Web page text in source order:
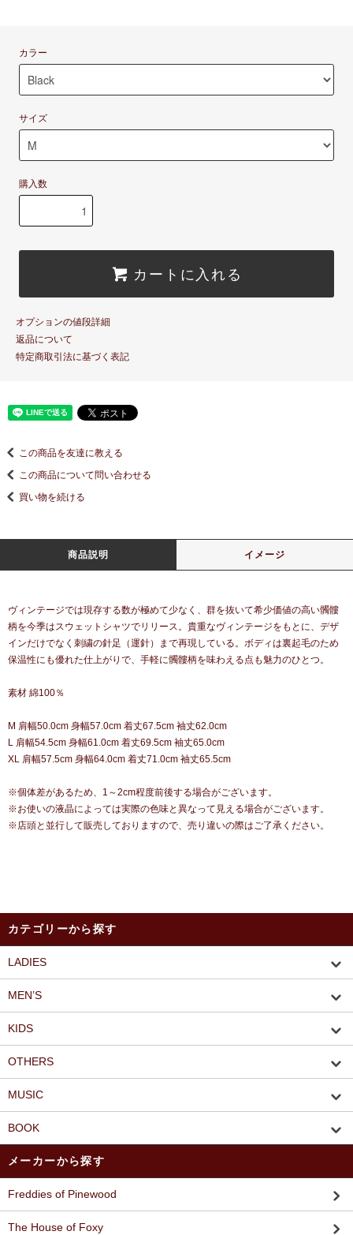
カラー
サイズ
購入数
カートに入れる
オプションの値段詳細
返品について
特定商取引法に基づく表記
この商品を友達に教える
この商品について問い合わせる
買い物を続ける
商品説明 イメージ
ヴィンテージでは現存する数が極めて少なく、群を抜いて希少価値の高い髑髏
柄を今季はスウェットシャツでリリース。貴重なヴィンテージをもとに、デザ
インだけでなく刺繍の針足（運針）まで再現している。ボディは裏起毛のため
保温性にも優れた仕上がりで、手軽に髑髏柄を味わえる点も魅力のひとつ。
素材 綿100％
M 肩幅50.0cm 身幅57.0cm 着丈67.5cm 袖丈62.0cm
L 肩幅54.5cm 身幅61.0cm 着丈69.5cm 袖丈65.0cm
XL 肩幅57.5cm 身幅64.0cm 着丈71.0cm 袖丈65.5cm
※個体差があるため、1～2cm程度前後する場合がございます。
※お使いの液晶によっては実際の色味と異なって見える場合がございます。
※店頭と並行して販売しておりますので、売り違いの際はご了承ください。
カテゴリーから探す
LADIES
MEN’S
KIDS
OTHERS
MUSIC
BOOK
メーカーから探す
Freddies of Pinewood
The House of Foxy